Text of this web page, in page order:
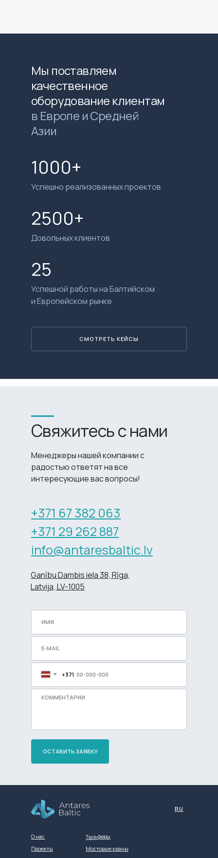
Мы поставляем
качественное
оборудование клиентам
в Европе и Средней
Азии
1000+
Успешно реализованных проектов
СМОТРЕТЬ КЕЙСЫ
25
Успешной работы на Балтийском
и Европейском рынке
2500+
Довольных клиентов
Менеджеры нашей компании с
радостью ответят на все
интересующие вас вопросы!
Свяжитесь с нами
+371 67 382 063
+371 29 262 887
info@antaresbaltic.lv
Ganību Dambis iela 38, Rīga,
Latvija, LV-1005
+371
ОСТАВИТЬ ЗАЯВКУ
О нас
Проекты
Тельферы
Мостовые краны
RU
Разработка сайта